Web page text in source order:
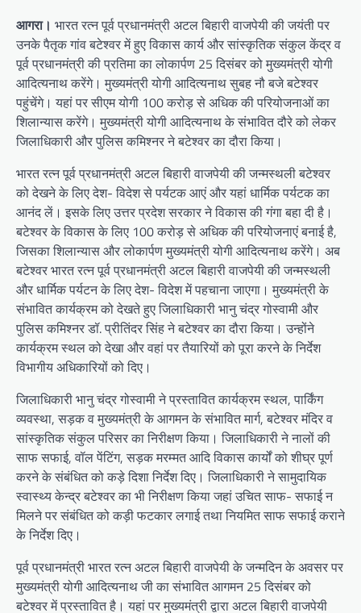
आगरा। भारत रत्न पूर्व प्रधानमंत्री अटल बिहारी वाजपेयी की जयंती पर
उनके पैतृक गांव बटेश्वर में हुए विकास कार्य और सांस्कृतिक संकुल केंद्र व
पूर्व प्रधानमंत्री की प्रतिमा का लोकार्पण 25 दिसंबर को मुख्यमंत्री योगी
आदित्यनाथ करेंगे। मुख्यमंत्री योगी आदित्यनाथ सुबह नौ बजे बटेश्वर
पहुंचेंगे। यहां पर सीएम योगी 100 करोड़ से अधिक की परियोजनाओं का
शिलान्यास करेंगे। मुख्यमंत्री योगी आदित्यनाथ के संभावित दौरे को लेकर
जिलाधिकारी और पुलिस कमिश्नर ने बटेश्वर का दौरा किया।
भारत रत्न पूर्व प्रधानमंत्री अटल बिहारी वाजपेयी की जन्मस्थली बटेश्वर
को देखने के लिए देश- विदेश से पर्यटक आएं और यहां धार्मिक पर्यटक का
आनंद लें। इसके लिए उत्तर प्रदेश सरकार ने विकास की गंगा बहा दी है।
बटेश्वर के विकास के लिए 100 करोड़ से अधिक की परियोजनाएं बनाई है,
जिसका शिलान्यास और लोकार्पण मुख्यमंत्री योगी आदित्यनाथ करेंगे। अब
बटेश्वर भारत रत्न पूर्व प्रधानमंत्री अटल बिहारी वाजपेयी की जन्मस्थली
और धार्मिक पर्यटन के लिए देश- विदेश में पहचाना जाएगा। मुख्यमंत्री के
संभावित कार्यक्रम को देखते हुए जिलाधिकारी भानु चंद्र गोस्वामी और
पुलिस कमिश्नर डॉ. प्रीतिंदर सिंह ने बटेश्वर का दौरा किया। उन्होंने
कार्यक्रम स्थल को देखा और वहां पर तैयारियों को पूरा करने के निर्देश
विभागीय अधिकारियों को दिए।
जिलाधिकारी भानु चंद्र गोस्वामी ने प्रस्तावित कार्यक्रम स्थल, पार्किंग
व्यवस्था, सड़क व मुख्यमंत्री के आगमन के संभावित मार्ग, बटेश्वर मंदिर व
सांस्कृतिक संकुल परिसर का निरीक्षण किया। जिलाधिकारी ने नालों की
साफ सफाई, वॉल पेंटिंग, सड़क मरम्मत आदि विकास कार्यों को शीघ्र पूर्ण
करने के संबंधित को कड़े दिशा निर्देश दिए। जिलाधिकारी ने सामुदायिक
स्वास्थ्य केन्द्र बटेश्वर का भी निरीक्षण किया जहां उचित साफ- सफाई न
मिलने पर संबंधित को कड़ी फटकार लगाई तथा नियमित साफ सफाई कराने
के निर्देश दिए।
पूर्व प्रधानमंत्री भारत रत्न अटल बिहारी वाजपेयी के जन्मदिन के अवसर पर
मुख्यमंत्री योगी आदित्यनाथ जी का संभावित आगमन 25 दिसंबर को
बटेश्वर में प्रस्तावित है। यहां पर मुख्यमंत्री द्वारा अटल बिहारी वाजपेयी